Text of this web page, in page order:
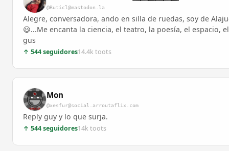
@Ruticl@mastodon.la
Alegre, conversadora, ando en silla de ruedas, soy de
😃...Me encanta la ciencia, el teatro, la poesía, el
gus
↑ 544 seguidores14.4k toots
Mon
@xesfur@social.arroutaflix.com
Reply guy y lo que surja.
↑ 544 seguidores14k toots